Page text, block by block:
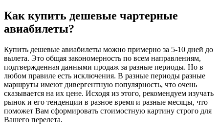
Как купить дешевые чартерные
авиабилеты?
Купить дешевые авиабилеты можно примерно за 5-10 дней до
вылета. Это общая закономерность по всем направлениям,
подтвержденная данными продаж за разные периоды. Но в
любом правиле есть исключения. В разные периоды разные
маршруты имеют дивергентную популярность, что очень
сказывается на их цене. Исходя из этого, рекомендуем изучать
рынок и его тенденции в разное время и разные месяцы, что
поможет Вам сформировать стоимостную картину строго для
Вашего перелета.